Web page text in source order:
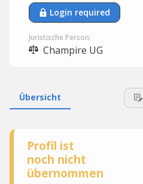
Login required
Juristische Person:
Champire UG
Übersicht
Profil ist
noch nicht
übernommen